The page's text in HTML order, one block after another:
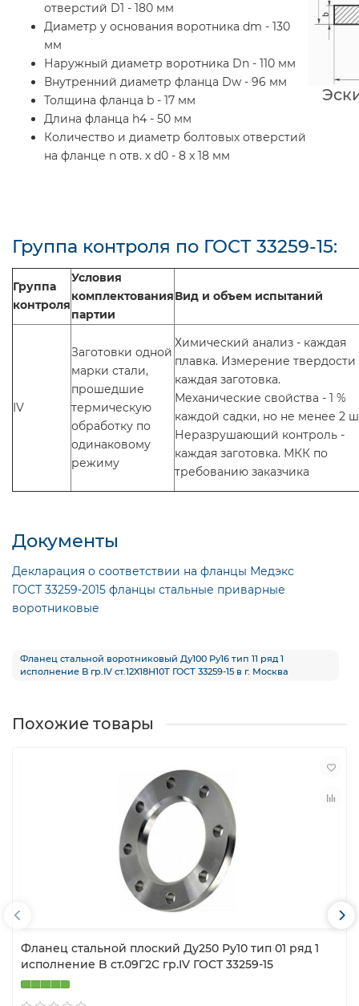
отверстий D1 - 180 мм
Диаметр у основания воротника dm - 130
мм
Наружный диаметр воротника Dn - 110 мм
Внутренний диаметр фланца Dw - 96 мм
Толщина фланца b - 17 мм
Длина фланца h4 - 50 мм
Количество и диаметр болтовых отверстий
на фланце n отв. х d0 - 8 x 18 мм
Группа контроля по ГОСТ 33259-15:
Группа
контроля
Условия
комплектования
партии
Вид и объем испытаний
IV
Заготовки одной
марки стали,
прошедшие
термическую
обработку по
одинаковому
режиму
Химический анализ - каждая
плавка. Измерение твердости
каждая заготовка.
Механические свойства - 1 %
каждой садки, но не менее 2
Неразрушающий контроль -
каждая заготовка. МКК по
требованию заказчика
Документы
Декларация о соответствии на фланцы Медэкс
ГОСТ 33259-2015 фланцы стальные приварные
воротниковые
Фланец стальной воротниковый Ду100 Ру16 тип 11 ряд 1
исполнение B гр.IV ст.12Х18Н10Т ГОСТ 33259-15 в г. Москва
Похожие товары
Фланец стальной плоский Ду250 Ру10 тип 01 ряд 1
исполнение B ст.09Г2С гр.IV ГОСТ 33259-15